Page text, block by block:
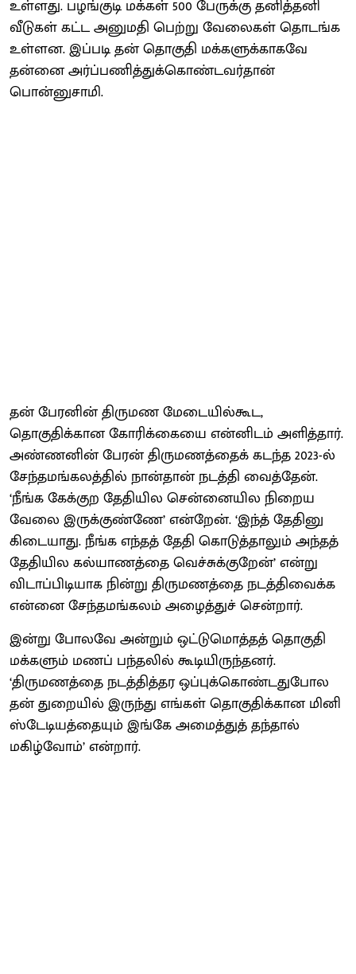
உள்ளது. பழங்குடி மக்கள் 500 பேருக்கு தனித்தனி
வீடுகள் கட்ட அனுமதி பெற்று வேலைகள் தொடங்க
உள்ளன. இப்படி தன் தொகுதி மக்களுக்காகவே
தன்னை அர்ப்பணித்துக்கொண்டவர்தான்
பொன்னுசாமி.
தன் பேரனின் திருமண மேடையில்கூட,
தொகுதிக்கான கோரிக்கையை என்னிடம் அளித்தார்.
அண்ணனின் பேரன் திருமணத்தைக் கடந்த 2023-ல்
சேந்தமங்கலத்தில் நான்தான் நடத்தி வைத்தேன்.
‘நீங்க கேக்குற தேதியில சென்னையில நிறைய
வேலை இருக்குண்ணே’ என்றேன். ‘இந்த் தேதினு
கிடையாது. நீங்க எந்தத் தேதி கொடுத்தாலும் அந்தத்
தேதியில கல்யாணத்தை வெச்சுக்குறேன்’ என்று
விடாப்பிடியாக நின்று திருமணத்தை நடத்திவைக்க
என்னை சேந்தமங்கலம் அழைத்துச் சென்றார்.
இன்று போலவே அன்றும் ஒட்டுமொத்தத் தொகுதி
மக்களும் மணப் பந்தலில் கூடியிருந்தனர்.
‘திருமணத்தை நடத்தித்தர ஒப்புக்கொண்டதுபோல
தன் துறையில் இருந்து எங்கள் தொகுதிக்கான மினி
ஸ்டேடியத்தையும் இங்கே அமைத்துத் தந்தால்
மகிழ்வோம்’ என்றார்.